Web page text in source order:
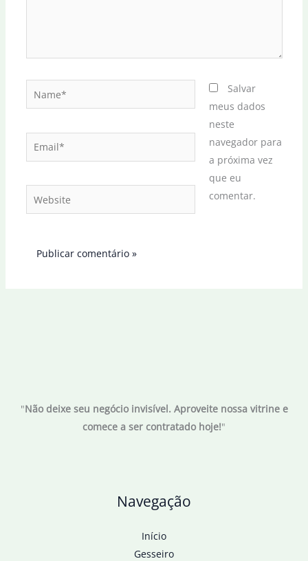
Email*
Website
Salvar
meus dados
neste
navegador para
a próxima vez
que eu
comentar.
"Não deixe seu negócio invisível. Aproveite nossa vitrine e
comece a ser contratado hoje!"
Navegação
Início
Gesseiro